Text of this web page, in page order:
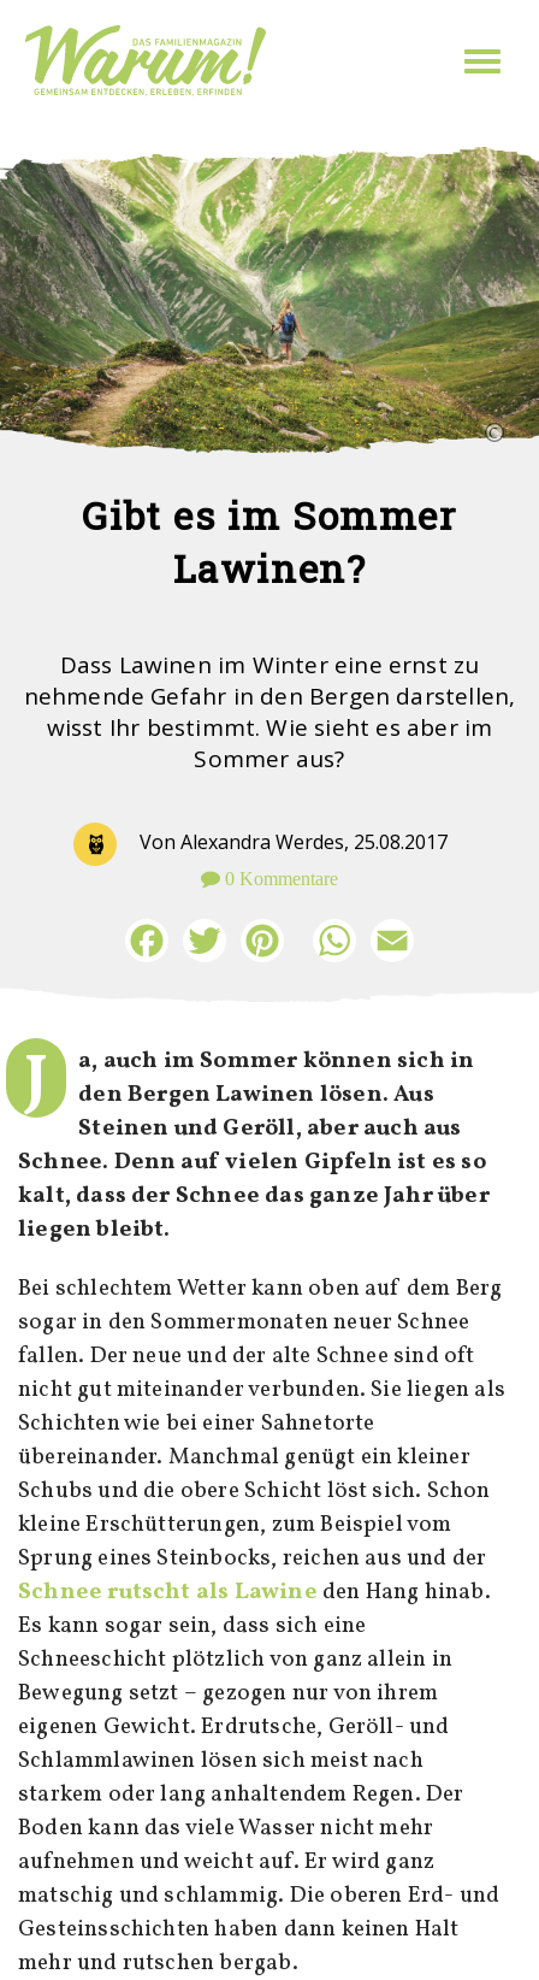
Sie sind hier
Gibt es im Sommer
Lawinen?
Dass Lawinen im Winter eine ernst zu
nehmende Gefahr in den Bergen darstellen,
wisst Ihr bestimmt. Wie sieht es aber im
Sommer aus?
Von Alexandra Werdes, 25.08.2017
0 Kommentare
FacebookTwitter Pinterest WhatsApp
J
a, auch im Sommer können sich in
den Bergen Lawinen lösen. Aus
Steinen und Geröll, aber auch aus
Schnee. Denn auf vielen Gipfeln ist es so
kalt, dass der Schnee das ganze Jahr über
liegen bleibt.
Bei schlechtem Wetter kann oben auf dem Berg
sogar in den Sommermonaten neuer Schnee
fallen. Der neue und der alte Schnee sind oft
nicht gut miteinander verbunden. Sie liegen als
Schichten wie bei einer Sahnetorte
übereinander. Manchmal genügt ein kleiner
Schubs und die obere Schicht löst sich. Schon
kleine Erschütterungen, zum Beispiel vom
Sprung eines Steinbocks, reichen aus und der
Schnee rutscht als Lawine den Hang hinab.
Es kann sogar sein, dass sich eine
Schneeschicht plötzlich von ganz allein in
Bewegung setzt – gezogen nur von ihrem
eigenen Gewicht. Erdrutsche, Geröll- und
Schlammlawinen lösen sich meist nach
starkem oder lang anhaltendem Regen. Der
Boden kann das viele Wasser nicht mehr
aufnehmen und weicht auf. Er wird ganz
matschig und schlammig. Die oberen Erd- und
Gesteinsschichten haben dann keinen Halt
mehr und rutschen bergab.